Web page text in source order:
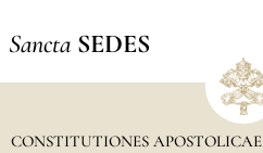
Sancta SEDES
CONSTITUTIONES APOSTOLICAE